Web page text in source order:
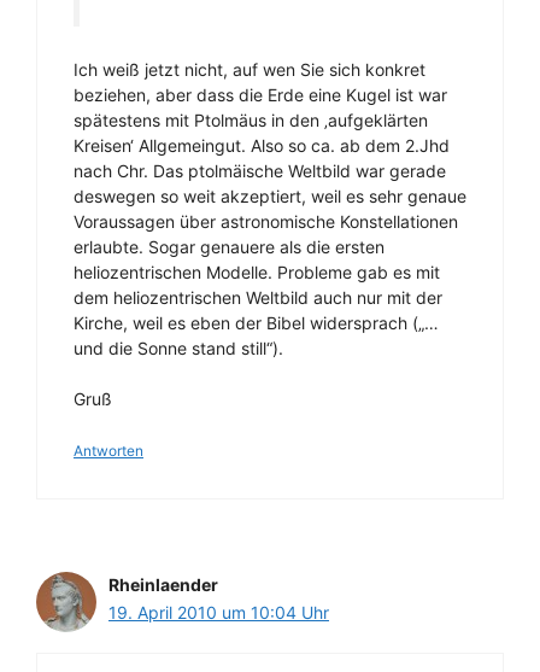
Ich weiß jetzt nicht, auf wen Sie sich konkret
beziehen, aber dass die Erde eine Kugel ist war
spätestens mit Ptolmäus in den ‚aufgeklärten
Kreisen‘ Allgemeingut. Also so ca. ab dem 2.Jhd
nach Chr. Das ptolmäische Weltbild war gerade
deswegen so weit akzeptiert, weil es sehr genaue
Voraussagen über astronomische Konstellationen
erlaubte. Sogar genauere als die ersten
heliozentrischen Modelle. Probleme gab es mit
dem heliozentrischen Weltbild auch nur mit der
Kirche, weil es eben der Bibel widersprach („…
und die Sonne stand still“).
Gruß
Antworten
Rheinlaender
19. April 2010 um 10:04 Uhr